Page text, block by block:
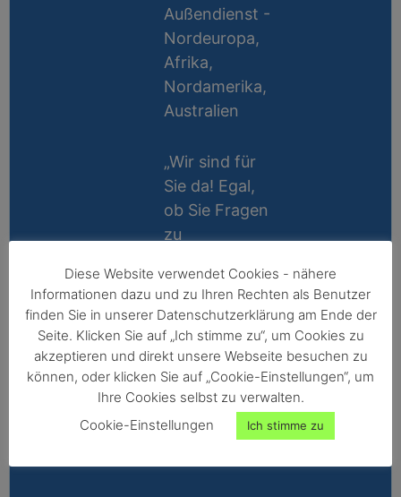
Außendienst -
Nordeuropa,
Afrika,
Nordamerika,
Australien
„Wir sind für
Sie da! Egal,
ob Sie Fragen
zu
Kalibrierung,
Zubehör oder
Technik
haben, wir
helfen gerne
persönlich
weiter!“
Lifetime
Support
10 Jahre
Reparatur-
Diese Website verwendet Cookies - nähere
Informationen dazu und zu Ihren Rechten als Benutzer
finden Sie in unserer Datenschutzerklärung am Ende der
Seite. Klicken Sie auf „Ich stimme zu“, um Cookies zu
akzeptieren und direkt unsere Webseite besuchen zu
können, oder klicken Sie auf „Cookie-Einstellungen“, um
Ihre Cookies selbst zu verwalten.
Cookie-Einstellungen
Ich stimme zu